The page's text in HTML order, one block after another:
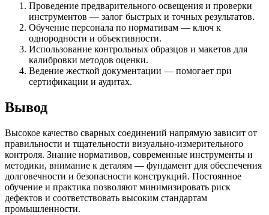
Проведение предварительного освещения и проверки
инструментов — залог быстрых и точных результатов.
Обучение персонала по нормативам — ключ к
однородности и объективности.
Использование контрольных образцов и макетов для
калибровки методов оценки.
Ведение жесткой документации — помогает при
сертификации и аудитах.
Вывод
Высокое качество сварных соединений напрямую зависит от
правильности и тщательности визуально-измерительного
контроля. Знание нормативов, современные инструменты и
методики, внимание к деталям — фундамент для обеспечения
долговечности и безопасности конструкций. Постоянное
обучение и практика позволяют минимизировать риск
дефектов и соответствовать высоким стандартам
промышленности.